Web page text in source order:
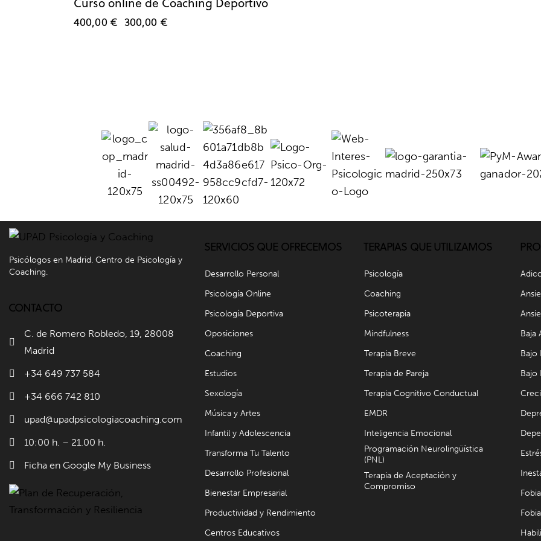
400,00 € 300,00 €
Psicólogos en Madrid. Centro de Psicología y
Coaching.
CONTACTO
C. de Romero Robledo, 19, 28008
Madrid
+34 649 737 584
+34 666 742 810
upad@upadpsicologiacoaching.com
10:00 h. – 21.00 h.
Ficha en Google My Business
SERVICIOS QUE OFRECEMOS
Desarrollo Personal
Psicología Online
Psicología Deportiva
Oposiciones
Coaching
Estudios
Sexología
Música y Artes
Infantil y Adolescencia
Transforma Tu Talento
Desarrollo Profesional
Bienestar Empresarial
Productividad y Rendimiento
Centros Educativos
TERAPIAS QUE UTILIZAMOS
Psicología
Coaching
Psicoterapia
Mindfulness
Terapia Breve
Terapia de Pareja
Terapia Cognitivo Conductual
EMDR
Inteligencia Emocional
Programación Neurolingüística
(PNL)
Terapia de Aceptación y
Compromiso
Baja
Bajo
Bajo